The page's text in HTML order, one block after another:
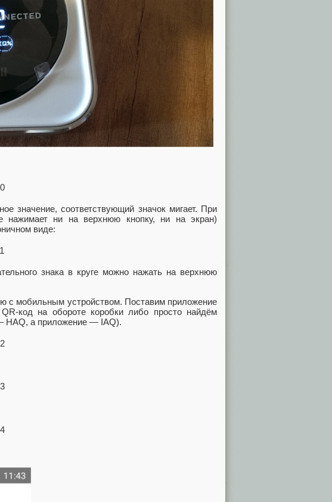
значение, соответствующий значок мигает. При
нажимает ни на верхнюю кнопку, ни на экран)
виде:
знака в круге можно нажать на верхнюю
с мобильным устройством. Поставим приложение
код на обороте коробки либо просто найдём
HAQ, а приложение — IAQ).